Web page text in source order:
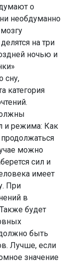
о
необдуманно
на три
ночью и
сну,
категория
и режима: Как
можно
сил и
имеет
При
в
будет
быть
Лучше, если
значение